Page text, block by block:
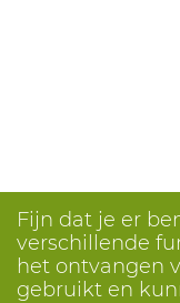
Fijn dat je er
verschillende
het ontvangen
gebruikt en